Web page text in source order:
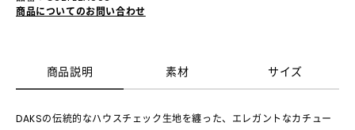
商品についてのお問い合わせ
商品説明 素材 サイズ
DAKSの伝統的なハウスチェック生地を纏った、エレガントなカチュー